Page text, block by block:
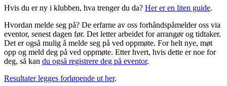
Hvis du er ny i klubben, hva trenger du da? Her er en liten guide.
Hvordan melde seg på? De erfarne av oss forhåndspåmelder oss via
eventor, senest dagen før. Det letter arbeidet for arrangør og tidtaker.
Det er også mulig å melde seg på ved oppmøte. For helt nye, møt
opp og meld deg på ved oppmøte. Etter hvert, hvis dette er noe for
deg, så kan du også registrere deg på eventor.
Resultater legges forløpende ut her.